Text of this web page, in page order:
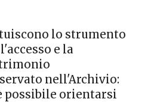
lo strumento
e la
nell'Archivio:
possibile orientarsi